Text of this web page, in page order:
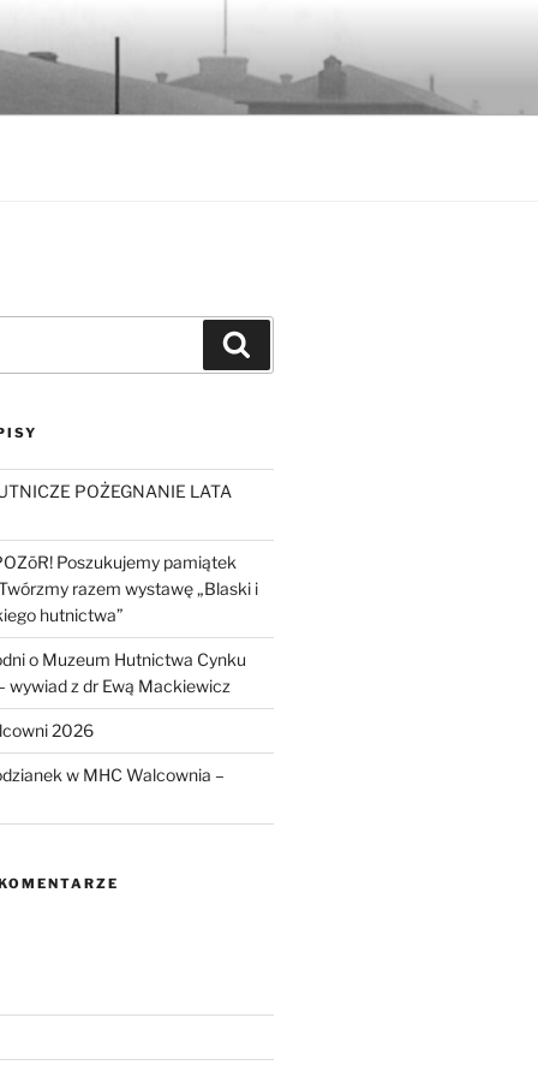
POŻEGNANIE LATA
Poszukujemy pamiątek
razem wystawę „Blaski i
hutnictwa”
o Muzeum Hutnictwa Cynku
wywiad z dr Ewą Mackiewicz
2026
w MHC Walcownia –